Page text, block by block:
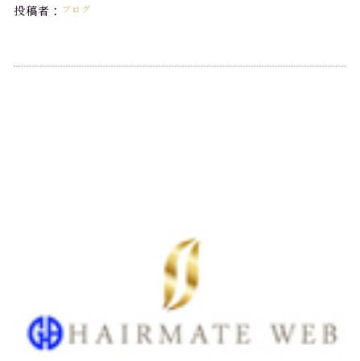
投稿者： ブログ